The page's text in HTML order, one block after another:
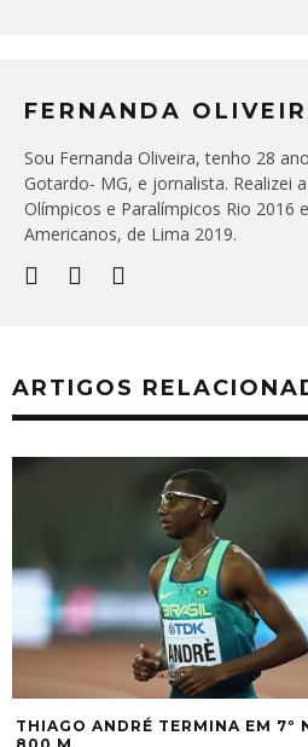
FERNANDA
Sou Fernanda Oliveira, tenho 28
Gotardo- MG, e jornalista. Realizei
Olímpicos e Paralímpicos Rio 2016
Americanos, de Lima 2019.
ARTIGOS
THIAGO ANDRÉ TERMINA EM 7º